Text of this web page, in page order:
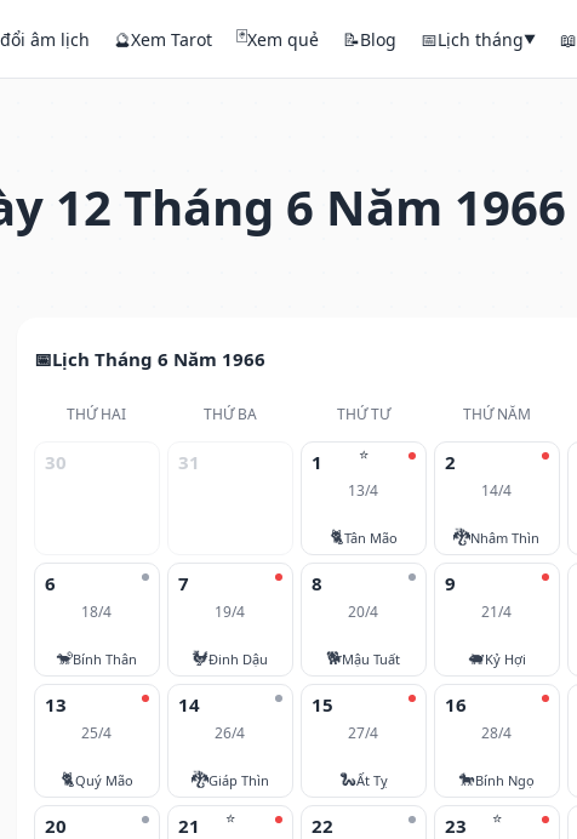
âm lịch 🔮Xem Tarot 🃏Xem quẻ 📝Blog 📅Lịch tháng▼ 📖
12 Tháng 6 Năm 1966
Lịch Tháng 6 Năm 1966
THỨ HAI THỨ BA THỨ TƯ THỨ NĂM
30 31 ⭐
1
13/4
🐈Tân Mão
2
14/4
🐉Nhâm Thìn
6
18/4
🐒Bính Thân
7
19/4
🐓Đinh Dậu
8
20/4
🐕Mậu Tuất
9
21/4
🐖Kỷ Hợi
13
25/4
🐈Quý Mão
14
26/4
🐉Giáp Thìn
15
27/4
🐍Ất Tỵ
16
28/4
🐎Bính Ngọ
20 ⭐
21 22 ⭐
23